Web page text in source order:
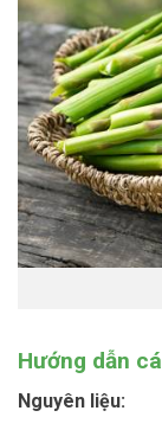
Hướng dẫn
Nguyên liệu: